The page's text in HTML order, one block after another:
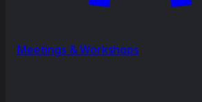
Meetings & Workshops